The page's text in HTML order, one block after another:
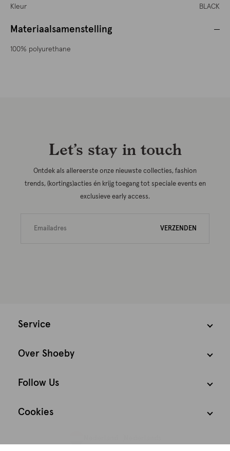
Kleur
BLACK
Materiaalsamenstelling
100% polyurethane
Let’s stay in touch
Ontdek als allereerste onze nieuwste collecties, fashion
trends, (kortings)acties én krijg toegang tot speciale events en
exclusieve early access.
VERZENDEN
Service
Over Shoeby
Follow Us
Cookies